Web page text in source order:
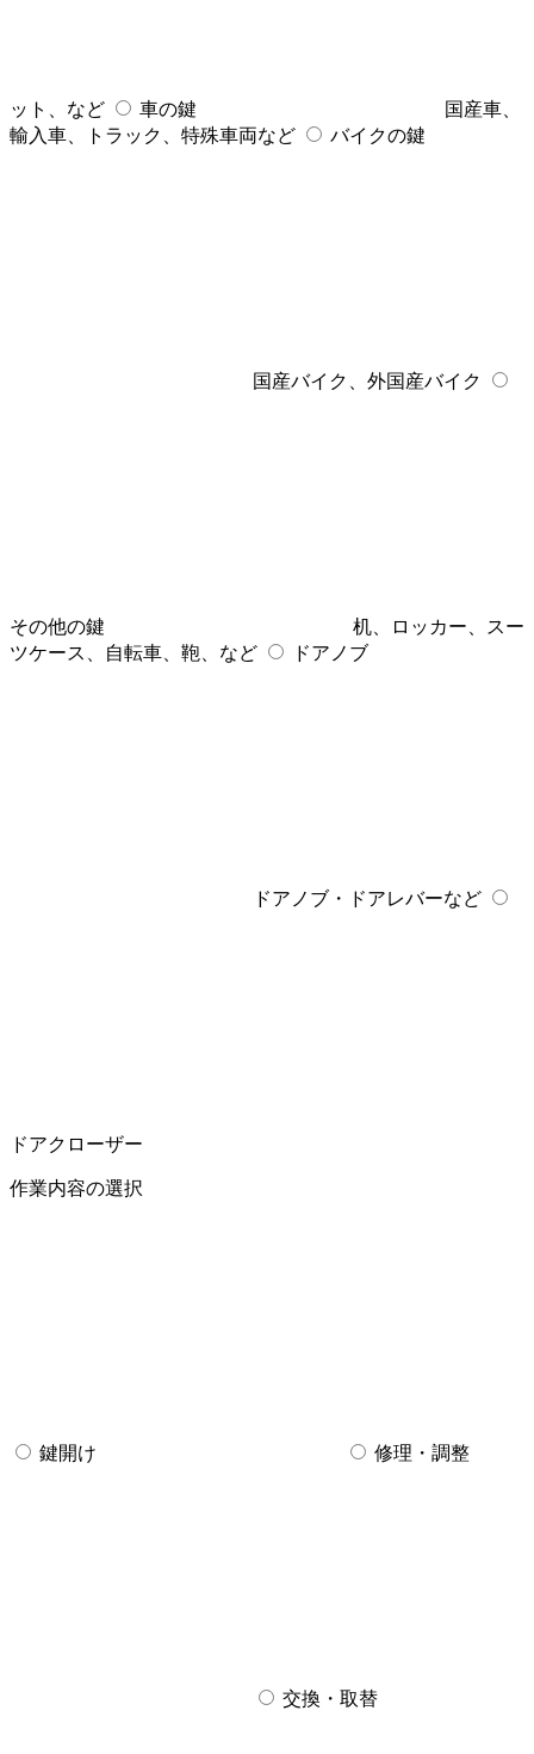
ット、など 車の鍵
国産車、
輸入車、トラック、特殊車両など
バイクの鍵
国産バイク、外国産バイク
その他の鍵
机、ロッカー、スー
ツケース、自転車、鞄、など
ドアノブ
ドアノブ・ドアレバーなど
ドアクローザー
作業内容の選択
鍵開け 修理・調整
交換・取替